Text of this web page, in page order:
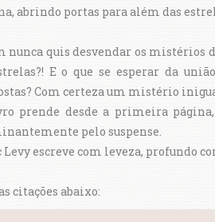
abrindo portas para além das
nunca quis desvendar os mistérios
E o que se esperar da
Com certeza um mistério
prende desde a primeira
pelo suspense.
Levy escreve com leveza, profundo
citações abaixo: